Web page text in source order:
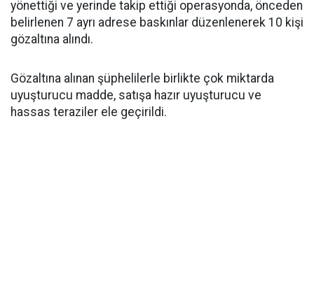
yönettiği ve yerinde takip ettiği operasyonda, önceden
belirlenen 7 ayrı adrese baskınlar düzenlenerek 10 kişi
gözaltına alındı.
Gözaltına alınan şüphelilerle birlikte çok miktarda
uyuşturucu madde, satışa hazır uyuşturucu ve
hassas teraziler ele geçirildi.